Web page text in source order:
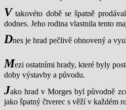
V takovéto době se špatně
dodnes. Jeho rodina vlastnila tento
Dnes je hrad pečlivě obnovený a
Mezi ostatními hrady, které byly
doby výstavby a původu.
Jako hrad v Morges byl původně
jako špatný čtverec s věží v každém